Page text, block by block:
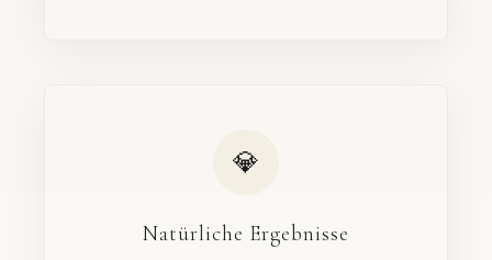
💎
Natürliche Ergebnisse